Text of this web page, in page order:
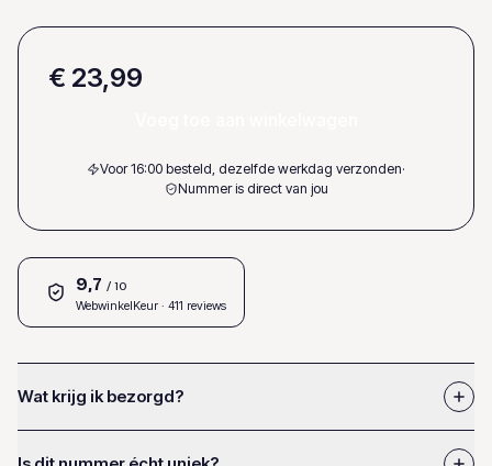
€ 23,99
Voor 16:00 besteld, dezelfde werkdag verzonden·
Nummer is direct van jou
9,7 / 10
WebwinkelKeur · 411 reviews
Wat krijg ik bezorgd?